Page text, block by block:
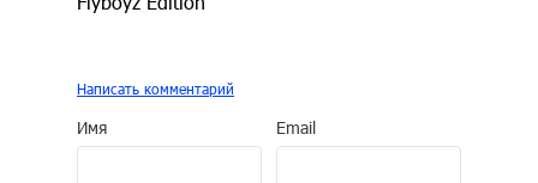
Написать комментарий
Имя Email